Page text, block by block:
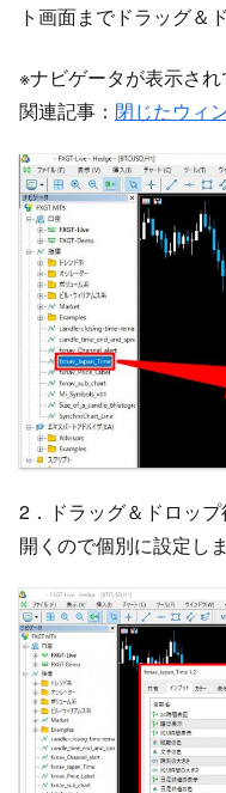
ト画面までドラッグ＆
※ナビゲータが表示さ
関連記事： 閉じたウィ
2．ドラッグ＆ドロッ
開くので個別に設定しま